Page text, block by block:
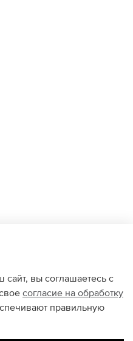
вы соглашаетесь с
согласие на обработку
правильную